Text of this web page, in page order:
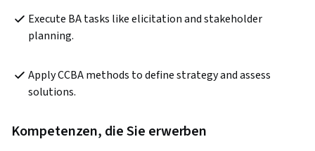
Execute BA tasks like elicitation and stakeholder
planning.
Apply CCBA methods to define strategy and assess
solutions.
Kompetenzen, die Sie erwerben